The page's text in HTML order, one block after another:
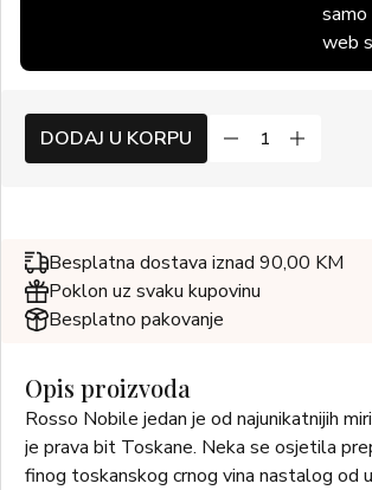
samo
web
DODAJ U KORPU
Besplatna dostava iznad 90,00 KM
Poklon uz svaku kupovinu
Besplatno pakovanje
Opis proizvoda
Rosso Nobile jedan je od najunikatnijih
je prava bit Toskane. Neka se osjetila
finog toskanskog crnog vina nastalog od